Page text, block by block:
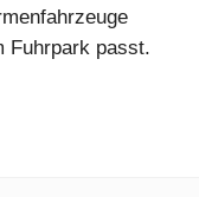
Fuhrpark passt.